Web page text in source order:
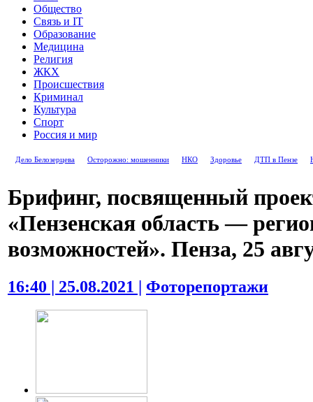
Общество
Связь и IT
Образование
Медицина
Религия
ЖКХ
Происшествия
Криминал
Культура
Спорт
Россия и мир
Дело Белозерцева Осторожно: мошенники НКО Здоровье ДТП в Пензе
Брифинг, посвященный
«Пензенская область —
возможностей». Пенза, 25
16:40 | 25.08.2021 | Фоторепортажи